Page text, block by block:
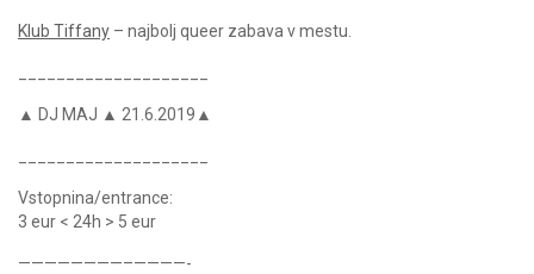
Klub Tiffany – najbolj queer zabava v mestu.
▲ DJ MAJ ▲ 21.6.2019▲
Vstopnina/entrance:
3 eur < 24h > 5 eur
————————–————-